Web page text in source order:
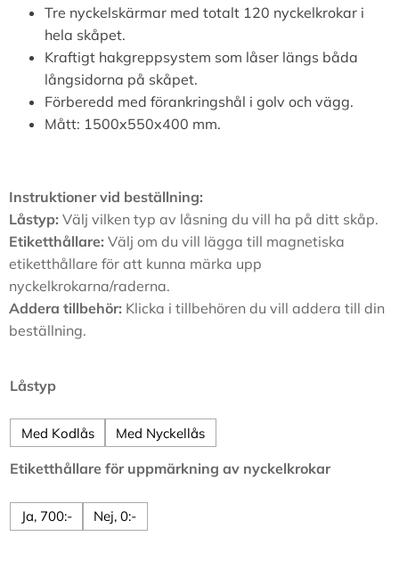
Tre nyckelskärmar med totalt 120 nyckelkrokar i
hela skåpet.
Kraftigt hakgreppsystem som låser längs båda
långsidorna på skåpet.
Förberedd med förankringshål i golv och vägg.
Mått: 1500x550x400 mm.
Instruktioner vid beställning:
Låstyp: Välj vilken typ av låsning du vill ha på ditt skåp.
Etiketthållare: Välj om du vill lägga till magnetiska
etiketthållare för att kunna märka upp
nyckelkrokarna/raderna.
Addera tillbehör: Klicka i tillbehören du vill addera till din
beställning.
Låstyp
Med Kodlås Med Nyckellås
Etiketthållare för uppmärkning av nyckelkrokar
Ja, 700:- Nej, 0:-